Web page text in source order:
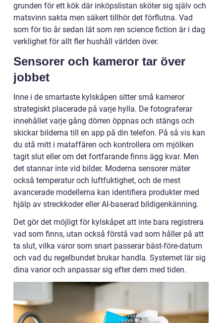
grunden för ett kök där inköpslistan sköter sig själv och
matsvinn sakta men säkert tillhör det förflutna. Vad
som för tio år sedan lät som ren science fiction är i dag
verklighet för allt fler hushåll världen över.
Sensorer och kameror tar över
jobbet
Inne i de smartaste kylskåpen sitter små kameror
strategiskt placerade på varje hylla. De fotograferar
innehållet varje gång dörren öppnas och stängs och
skickar bilderna till en app på din telefon. På så vis kan
du stå mitt i mataffären och kontrollera om mjölken
tagit slut eller om det fortfarande finns ägg kvar. Men
det stannar inte vid bilder. Moderna sensorer mäter
också temperatur och luftfuktighet, och de mest
avancerade modellerna kan identifiera produkter med
hjälp av streckkoder eller AI-baserad bildigenkänning.
Det gör det möjligt för kylskåpet att inte bara registrera
vad som finns, utan också förstå vad som håller på att
ta slut, vilka varor som snart passerar bäst-före-datum
och vad du regelbundet brukar handla. Systemet lär sig
dina vanor och anpassar sig efter dem med tiden.